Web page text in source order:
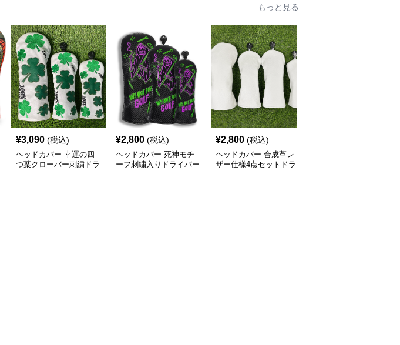
もっと見る
¥3,090 (税込)
ヘッドカバー 幸運の四
つ葉クローバー刺繍ドラ
¥2,800 (税込)
ヘッドカバー 死神モチ
ーフ刺繍入りドライバー
¥2,800 (税込)
ヘッドカバー 合成革レ
ザー仕様4点セットドラ